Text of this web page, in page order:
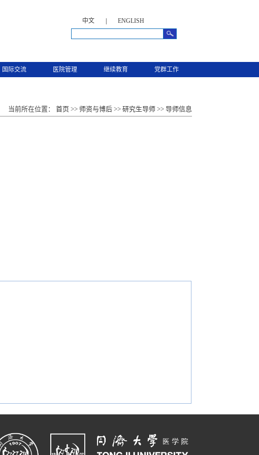
中文 ENGLISH
国际交流 医院管理 继续教育 党群工作
当前所在位置： 首页 >> 师资与博后 >> 研究生导师 >> 导师信息